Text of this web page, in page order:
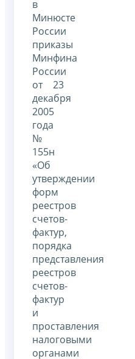
в
Минюсте
России
приказы
Минфина
России
от 23
декабря
2005
года
№
155н
«Об
утверждении
форм
реестров
счетов-
фактур,
порядка
представления
реестров
счетов-
фактур
и
проставления
налоговыми
органами